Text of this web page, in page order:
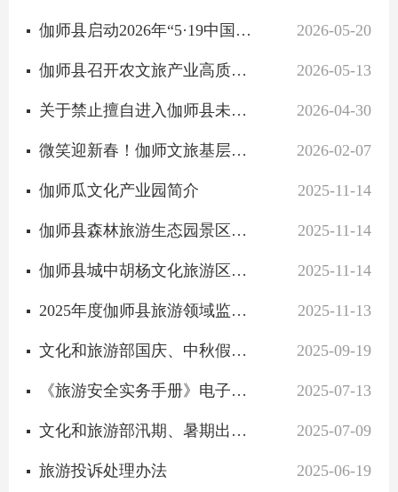
2026-05-20
伽师县启动2026年“5·19中国旅游日”文体旅系列活动 绘就文旅融合新图景
2026-05-13
伽师县召开农文旅产业高质量发展新闻发布会 擦亮“甜蜜伽师”名片
2026-04-30
关于禁止擅自进入伽师县未开放山区、戈壁、沙漠、无人区的安全公告
2026-02-07
微笑迎新春！伽师文旅基层从业者的节前“充电”课堂
2025-11-14
伽师瓜文化产业园简介
2025-11-14
伽师县森林旅游生态园景区简介
2025-11-14
伽师县城中胡杨文化旅游区简介
2025-11-13
2025年度伽师县旅游领域监督检查结果
2025-09-19
文化和旅游部国庆、中秋假期出游提示
2025-07-13
《旅游安全实务手册》电子版正式上线
2025-07-09
文化和旅游部汛期、暑期出游提示
2025-06-19
旅游投诉处理办法